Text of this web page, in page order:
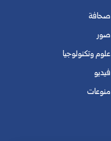
صحافة
صور
علوم وتكنولوجيا
فيديو
منوعات